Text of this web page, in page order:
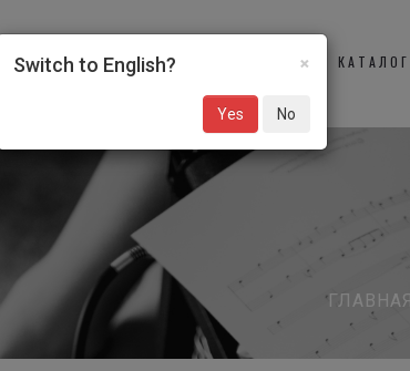
О НАС УЧАСТНИКИ
×
Switch to English?
Yes No